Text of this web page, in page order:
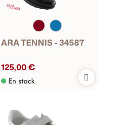
ARA TENNIS - 34587
125,00 €
En stock